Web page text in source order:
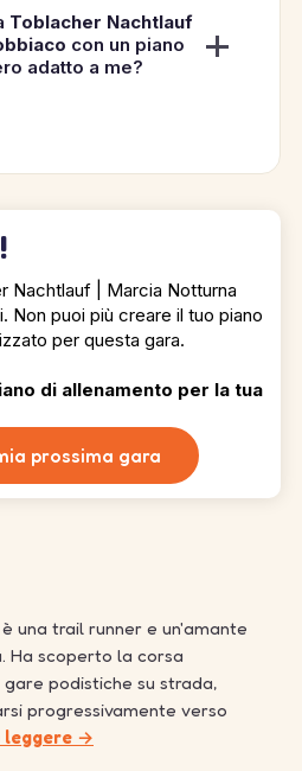
Toblacher Nachtlauf
con un piano
adatto a me?
Nachtlauf | Marcia Notturna
Non puoi più creare il tuo piano
per questa gara.
di allenamento per la tua
prossima gara
una trail runner e un'amante
Ha scoperto la corsa
podistiche su strada,
progressivamente verso
leggere →